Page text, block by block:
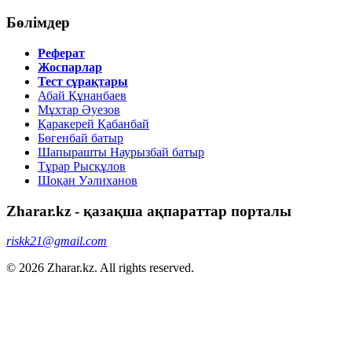
Бөлімдер
Реферат
Жоспарлар
Тест сұрақтары
Абай Құнанбаев
Мұхтар Әуезов
Қаракерей Қабанбай
Бөгенбай батыр
Шапырашты Наурызбай батыр
Тұрар Рысқұлов
Шоқан Уәлиханов
Zharar.kz - қазақша ақпараттар порталы
riskk21@gmail.com
© 2026 Zharar.kz. All rights reserved.